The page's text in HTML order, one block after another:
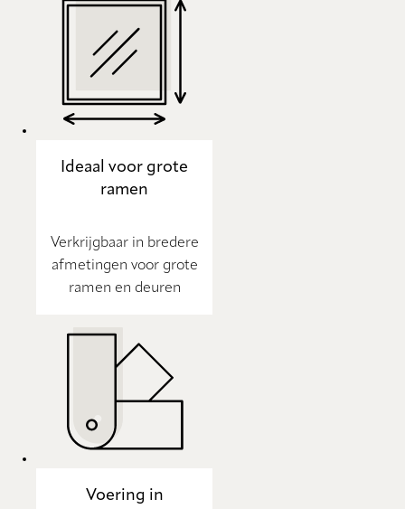
Ideaal voor grote
ramen
Verkrijgbaar in bredere
afmetingen voor grote
ramen en deuren
Voering in